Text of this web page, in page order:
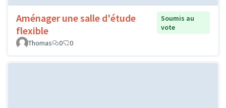
Aménager une salle d'étude
flexible
Soumis au
vote
Thomas
0 0